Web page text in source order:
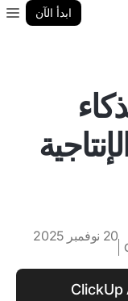
ابدأ الآن
20 نوفمبر 2025